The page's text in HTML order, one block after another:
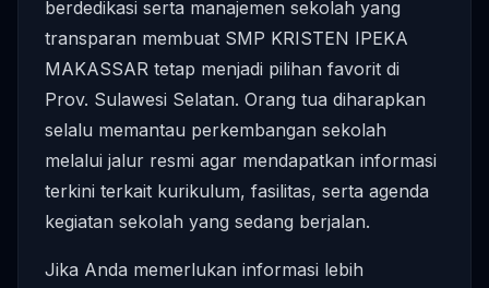
berdedikasi serta manajemen sekolah yang
transparan membuat SMP KRISTEN IPEKA
MAKASSAR tetap menjadi pilihan favorit di
Prov. Sulawesi Selatan. Orang tua diharapkan
selalu memantau perkembangan sekolah
melalui jalur resmi agar mendapatkan informasi
terkini terkait kurikulum, fasilitas, serta agenda
kegiatan sekolah yang sedang berjalan.
Jika Anda memerlukan informasi lebih